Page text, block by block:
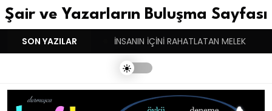
Şair ve Yazarların Buluşma Sayfası
SON YAZILAR
BASARINDIR! İNSANIN İÇİNİ RAHATLATAN MELEK